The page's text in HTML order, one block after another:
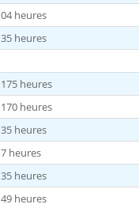
04 heures
35 heures
175 heures
170 heures
35 heures
7 heures
35 heures
49 heures